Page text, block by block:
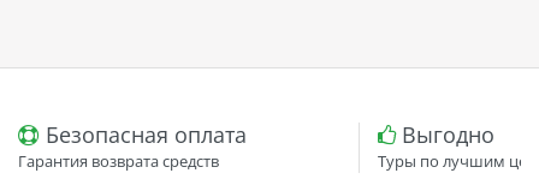
Безопасная оплата
Гарантия возврата средств
Выгодно
Туры по лучшим